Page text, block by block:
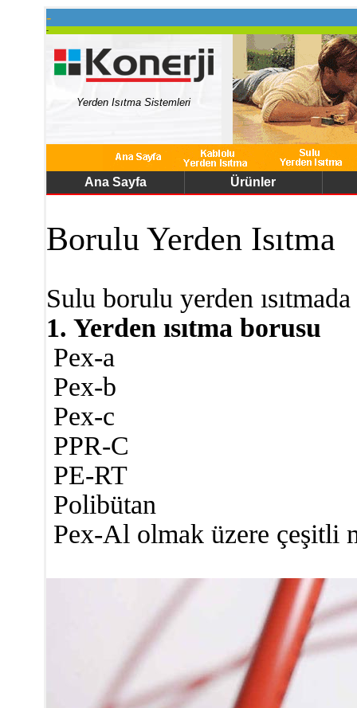
-
-
Yerden Isıtma Sistemleri
Ana Sayfa Ürünler
Borulu Yerden Isıtma
Sulu borulu yerden
1. Yerden ısıtma borusu
Pex-a
Pex-b
Pex-c
PPR-C
PE-RT
Polibütan
Pex-Al olmak üzere çeşitli